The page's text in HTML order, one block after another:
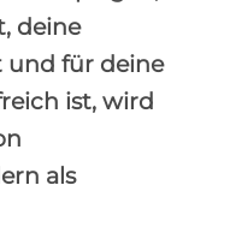
deine
und für deine
ist, wird
als